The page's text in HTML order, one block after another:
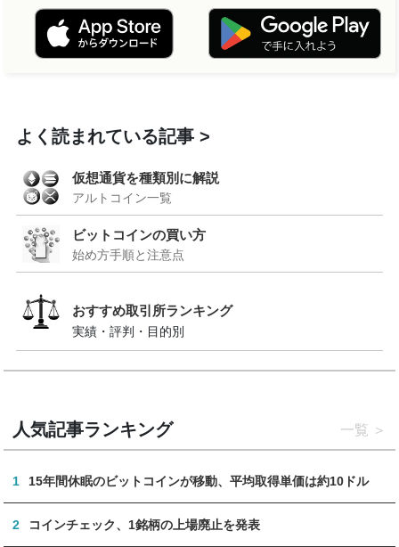
よく読まれている記事
仮想通貨を種類別に解説
アルトコイン一覧
ビットコインの買い方
始め方手順と注意点
おすすめ取引所ランキング
実績・評判・目的別
人気記事ランキング 一覧
1 15年間休眠のビットコインが移動、平均取得単価は約10ドル
2 コインチェック、1銘柄の上場廃止を発表